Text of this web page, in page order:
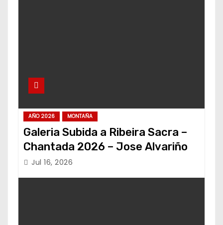
AÑO 2026 MONTAÑA
Galeria Subida a Ribeira Sacra –
Chantada 2026 – Jose Alvariño
Jul 16, 2026